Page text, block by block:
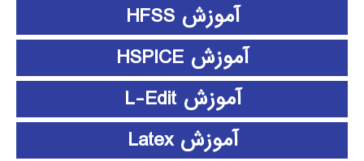
آموزش HFSS
آموزش HSPICE
آموزش L-Edit
آموزش Latex